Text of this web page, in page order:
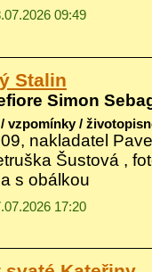
09:49
Stalin
Simon
vzpomínky /
nakladatel
Šustová ,
s obálkou
17:20